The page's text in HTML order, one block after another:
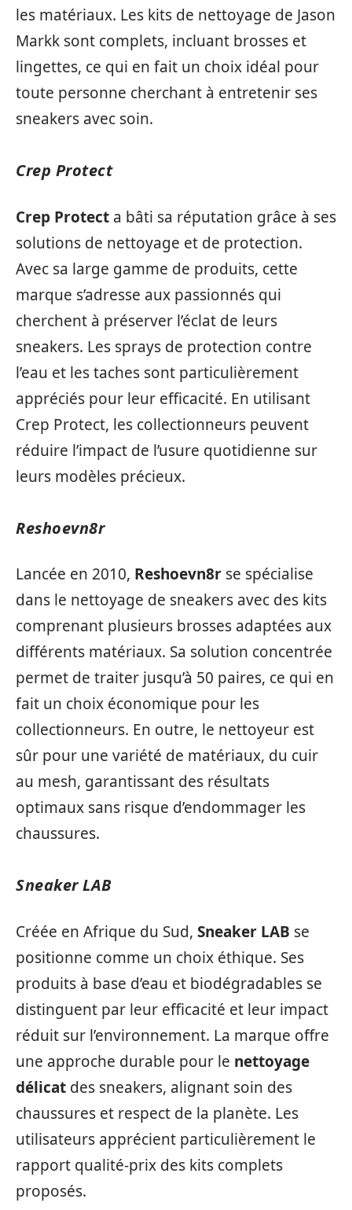
les matériaux. Les kits de nettoyage de Jason
Markk sont complets, incluant brosses et
lingettes, ce qui en fait un choix idéal pour
toute personne cherchant à entretenir ses
sneakers avec soin.
Crep Protect
Crep Protect a bâti sa réputation grâce à ses
solutions de nettoyage et de protection.
Avec sa large gamme de produits, cette
marque s’adresse aux passionnés qui
cherchent à préserver l’éclat de leurs
sneakers. Les sprays de protection contre
l’eau et les taches sont particulièrement
appréciés pour leur efficacité. En utilisant
Crep Protect, les collectionneurs peuvent
réduire l’impact de l’usure quotidienne sur
leurs modèles précieux.
Reshoevn8r
Lancée en 2010, Reshoevn8r se spécialise
dans le nettoyage de sneakers avec des kits
comprenant plusieurs brosses adaptées aux
différents matériaux. Sa solution concentrée
permet de traiter jusqu’à 50 paires, ce qui en
fait un choix économique pour les
collectionneurs. En outre, le nettoyeur est
sûr pour une variété de matériaux, du cuir
au mesh, garantissant des résultats
optimaux sans risque d’endommager les
chaussures.
Sneaker LAB
Créée en Afrique du Sud, Sneaker LAB se
positionne comme un choix éthique. Ses
produits à base d’eau et biodégradables se
distinguent par leur efficacité et leur impact
réduit sur l’environnement. La marque offre
une approche durable pour le nettoyage
délicat des sneakers, alignant soin des
chaussures et respect de la planète. Les
utilisateurs apprécient particulièrement le
rapport qualité-prix des kits complets
proposés.